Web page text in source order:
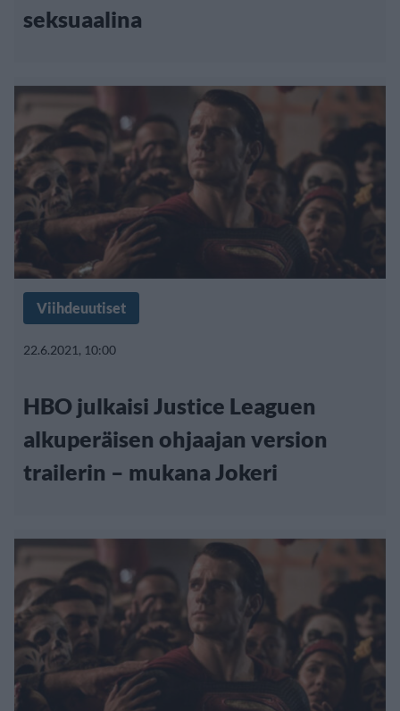
seksuaalina
Viihdeuutiset
22.6.2021, 10:00
HBO julkaisi Justice Leaguen
alkuperäisen ohjaajan version
trailerin – mukana Jokeri